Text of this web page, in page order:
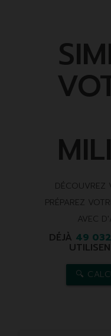
DÉCOUVREZ
PRÉPAREZ
AVEC
DÉJÀ 49 032
🔍